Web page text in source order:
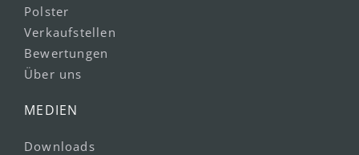
Polster
Verkaufstellen
Bewertungen
Über uns
MEDIEN
Downloads